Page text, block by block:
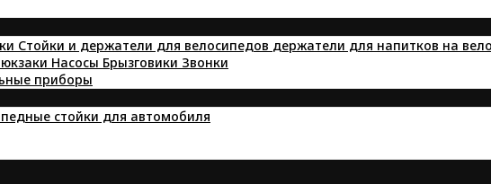
Стойки и держатели для велосипедов держатели для напитков на
Насосы Брызговики Звонки
приборы
стойки для автомобиля